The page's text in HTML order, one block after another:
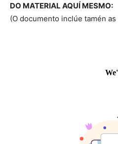
DO MATERIAL AQUÍ MESMO:
(O documento inclúe tamén